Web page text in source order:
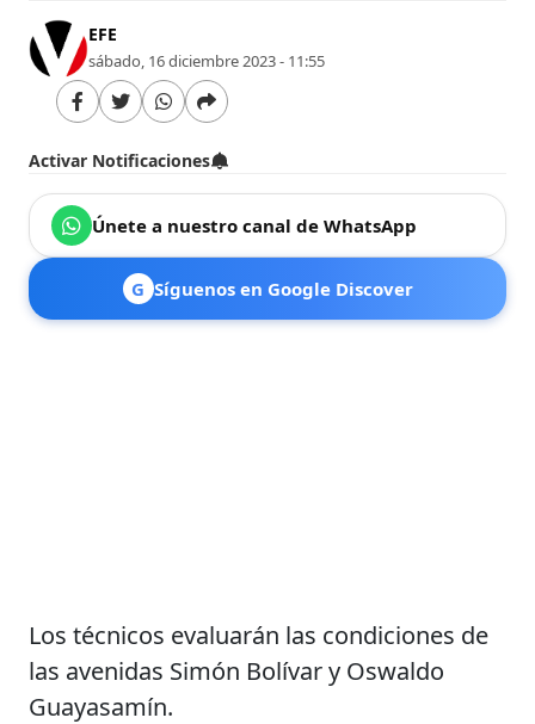
EFE
sábado, 16 diciembre 2023 - 11:55
Activar Notificaciones
Únete a nuestro canal de WhatsApp
G Síguenos en Google Discover
Los técnicos evaluarán las condiciones de
las avenidas Simón Bolívar y Oswaldo
Guayasamín.